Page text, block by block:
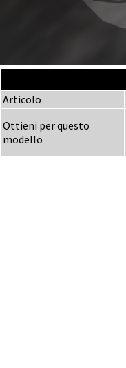
Articolo
Ottieni per questo
modello